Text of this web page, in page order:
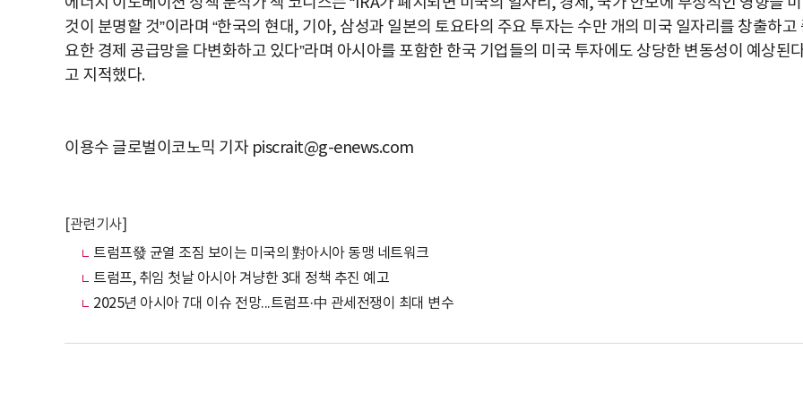
것이 분명할 것”이라며 “한국의 현대, 기아, 삼성과 일본의 토요타의 주요 투자는 수만 개의 미국 일자리를 창출하고
요한 경제 공급망을 다변화하고 있다”라며 아시아를 포함한 한국 기업들의 미국 투자에도 상당한 변동성이 예상된
고 지적했다.
이용수 글로벌이코노믹 기자 piscrait@g-enews.com
[관련기사]
트럼프發 균열 조짐 보이는 미국의 對아시아 동맹 네트워크
트럼프, 취임 첫날 아시아 겨냥한 3대 정책 추진 예고
2025년 아시아 7대 이슈 전망...트럼프·中 관세전쟁이 최대 변수